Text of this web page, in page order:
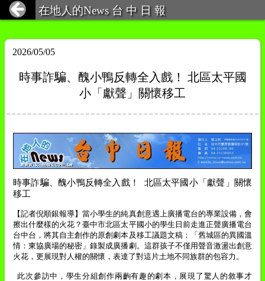
在地人的News 台 中 日 報
2026/05/05
時事詐騙、醜小鴨反轉全入戲！ 北區太平國
小「獻聲」關懷移工
時事詐騙、醜小鴨反轉全入戲！
北區太平國小「獻聲」關懷
移工
【記者倪順銀報導】當小學生的純真創意遇上廣播電台的專業設備，會
擦出什麼樣的火花？臺中市北區太平國小的學生日前走進正聲廣播電台
台中台，將其自主創作的原創劇本及移工議題文稿：「舊城區的異國溫
情：東協廣場的秘密」錄製成廣播劇。這群孩子不僅用聲音激盪出創意
火花，更展現對人權的關懷，表達了對這片土地不同族群的包容力。
此次參訪中，學生分組創作兩齣有趣的劇本，展現了驚人的敘事才